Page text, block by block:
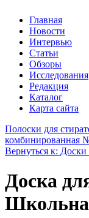
Главная
Новости
Интервью
Статьи
Обзоры
Исследования
Редакция
Каталог
Карта сайта
Полоски для
комбинированная
Вернуться к:
Доска